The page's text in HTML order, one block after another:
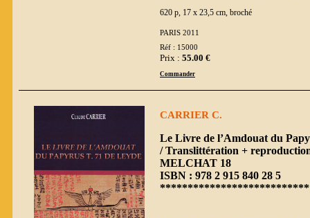
620 p, 17 x 23,5 cm, broché
PARIS 2011
Réf : 15000
Prix : 55.00 €
Commander
CARRIER C.
Le Livre de l’Amdouat du
/ Translittération +
MELCHAT 18
ISBN : 978 2 915 840 28 5